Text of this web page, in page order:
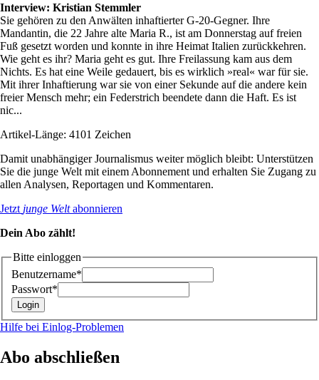
Interview: Kristian Stemmler
Sie gehören zu den Anwälten inhaftierter G-20-Gegner. Ihre
Mandantin, die 22 Jahre alte Maria R., ist am Donnerstag auf freien
Fuß gesetzt worden und konnte in ihre Heimat Italien zurückkehren.
Wie geht es ihr? Maria geht es gut. Ihre Freilassung kam aus dem
Nichts. Es hat eine Weile gedauert, bis es wirklich »real« war für sie.
Mit ihrer Inhaftierung war sie von einer Sekunde auf die andere kein
freier Mensch mehr; ein Federstrich beendete dann die Haft. Es ist
nic...
Artikel-Länge: 4101 Zeichen
Damit unabhängiger Journalismus weiter möglich bleibt: Unterstützen
Sie die junge Welt mit einem Abonnement und erhalten Sie Zugang zu
allen Analysen, Reportagen und Kommentaren.
Jetzt junge Weltabonnieren
Dein Abo zählt!
Bitte einloggen
Benutzername*
Passwort*
Hilfe bei Einlog-Problemen
Abo abschließen